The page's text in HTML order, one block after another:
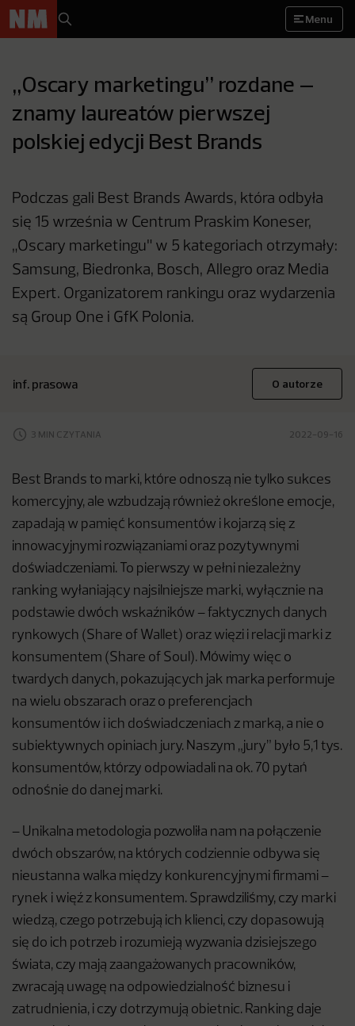
Menu
„Oscary marketingu” rozdane –
znamy laureatów pierwszej
polskiej edycji Best Brands
Podczas gali Best Brands Awards, która odbyła
się 15 września w Centrum Praskim Koneser,
„Oscary marketingu" w 5 kategoriach otrzymały:
Samsung, Biedronka, Bosch, Allegro oraz Media
Expert. Organizatorem rankingu oraz wydarzenia
są Group One i GfK Polonia.
inf. prasowa O autorze
3 MIN CZYTANIA 2022-09-16
Best Brands to marki, które odnoszą nie tylko sukces
komercyjny, ale wzbudzają również określone emocje,
zapadają w pamięć konsumentów i kojarzą się z
innowacyjnymi rozwiązaniami oraz pozytywnymi
doświadczeniami. To pierwszy w pełni niezależny
ranking wyłaniający najsilniejsze marki, wyłącznie na
podstawie dwóch wskaźników – faktycznych danych
rynkowych (Share of Wallet) oraz więzi i relacji marki z
konsumentem (Share of Soul). Mówimy więc o
twardych danych, pokazujących jak marka performuje
na wielu obszarach oraz o preferencjach
konsumentów i ich doświadczeniach z marką, a nie o
subiektywnych opiniach jury. Naszym „jury” było 5,1 tys.
konsumentów, którzy odpowiadali na ok. 70 pytań
odnośnie do danej marki.
– Unikalna metodologia pozwoliła nam na połączenie
dwóch obszarów, na których codziennie odbywa się
nieustanna walka między konkurencyjnymi firmami –
rynek i więź z konsumentem. Sprawdziliśmy, czy marki
wiedzą, czego potrzebują ich klienci, czy dopasowują
się do ich potrzeb i rozumieją wyzwania dzisiejszego
świata, czy mają zaangażowanych pracowników,
zwracają uwagę na odpowiedzialność biznesu i
zatrudnienia, i czy dotrzymują obietnic. Ranking daje